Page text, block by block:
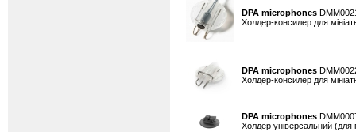
DPA microphones
Холдер-консилер для
DPA microphones
Холдер-консилер для
DPA microphones
Холдер універсальний (для